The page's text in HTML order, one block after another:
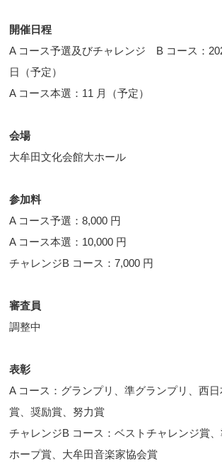
開催日程
A コース予選及びチャレンジ B コース：
日（予定）
A コース本選：11 月（予定）
会場
大牟田文化会館大ホール
参加料
A コース予選：8,000 円
A コース本選：10,000 円
チャレンジB コース：7,000 円
審査員
調整中
表彰
A コース：グランプリ、準グランプリ、西
賞、奨励賞、努力賞
チャレンジB コース：ベストチャレンジ賞、
ホープ賞、大牟田音楽家協会賞